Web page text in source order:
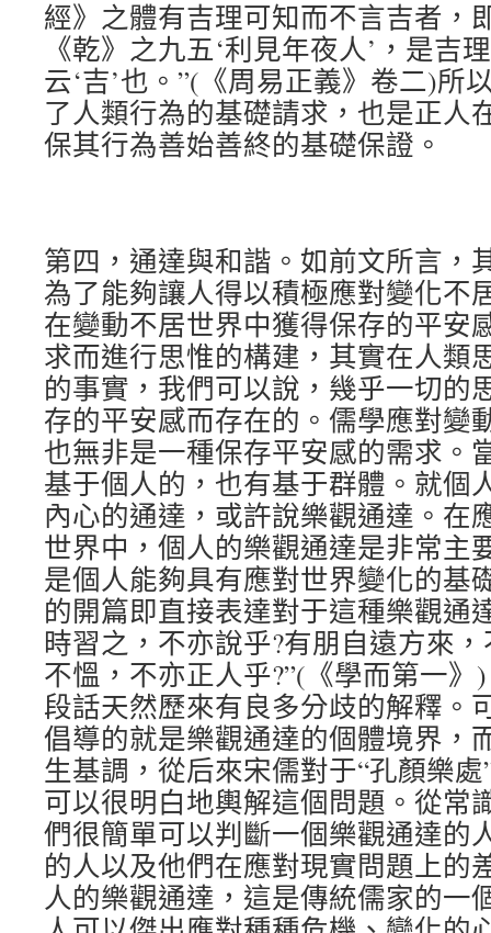
經》之體有吉理可知而不言吉者，
《乾》之九五‘利見年夜人’，是吉
云‘吉’也。”(《周易正義》卷二)所
了人類行為的基礎請求，也是正人
保其行為善始善終的基礎保證。
第四，通達與和諧。如前文所言，
為了能夠讓人得以積極應對變化不
在變動不居世界中獲得保存的平安
求而進行思惟的構建，其實在人類
的事實，我們可以說，幾乎一切的
存的平安感而存在的。儒學應對變
也無非是一種保存平安感的需求。
基于個人的，也有基于群體。就個
內心的通達，或許說樂觀通達。在
世界中，個人的樂觀通達是非常主
是個人能夠具有應對世界變化的基
的開篇即直接表達對于這種樂觀通
時習之，不亦說乎?有朋自遠方來
不慍，不亦正人乎?”(《學而第一
段話天然歷來有良多分歧的解釋。
倡導的就是樂觀通達的個體境界，
生基調，從后來宋儒對于“孔顏樂
可以很明白地輿解這個問題。從常
們很簡單可以判斷一個樂觀通達的
的人以及他們在應對現實問題上的
人的樂觀通達，這是傳統儒家的一